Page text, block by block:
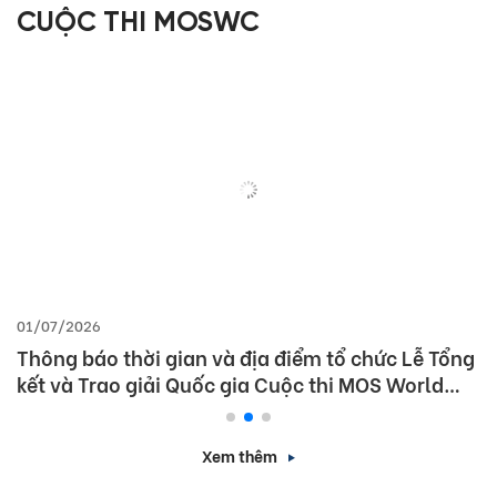
CUỘC THI MOSWC
01/07/2026
Thông báo thời gian và địa điểm tổ chức Lễ Tổng
kết và Trao giải Quốc gia Cuộc thi MOS World
Xem thêm